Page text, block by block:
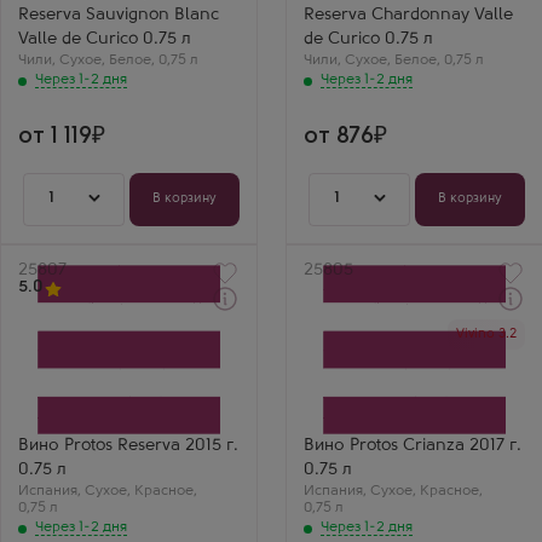
Reserva Sauvignon Blanc
Valle de Curico 0.75 л
Чили, Сухое, Белое, 0,75 л
Через 1-2 дня
Совиньон Блан
Страна
Чили
Регион
Долина
Курико, Центральная
от 1 119
1 В корзину
Reserva Chardonnay Valle
de Curico 0.75 л
Чили, Сухое, Белое, 0,75 л
Через 1-2 дня
Шардоне
Страна
Чили
Регион
Долина
Курико, Центральная
Виктория Попова
Aresti Cabina 56
— золотистое!
Груша, ваниль,
минеральность.
сбалансированное и
элегантное.
от 876
1 В корзину
Артикул
25807
5.0
Вино Protos Reserva 2015 г.
0.75 л
Испания, Сухое, Красное,
0,75 л
Через 1-2 дня
Производитель
Страна
Испания
Регион
Кастилия и
Леон, Рибера-дель-
Дуэро
Артикул
25805
Vivino 3.2
Вино Protos Crianza 2017 г.
0.75 л
Испания, Сухое, Красное,
0,75 л
Через 1-2 дня
Красное Сухое Вино
Производитель
Страна
Испания
Регион
Кастилия и
Леон, Рибера-дель-
Дуэро